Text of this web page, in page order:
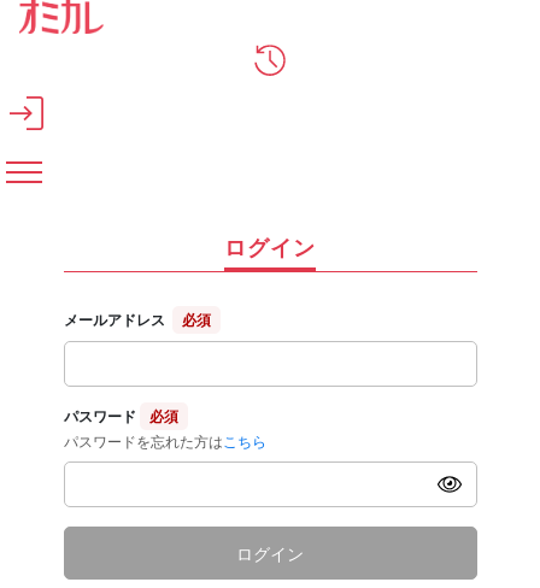
メインコンテンツへスキップ
ログイン
メールアドレス 必須
パスワード
必須
パスワードを忘れた方は こちら
ログイン